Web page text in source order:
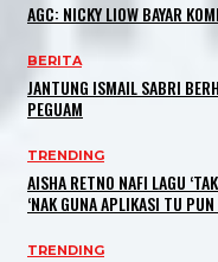
AGC: NICKY LIOW BAYAR
BERITA
JANTUNG ISMAIL SABRI
PEGUAM
TRENDING
AISHA RETNO NAFI LAGU
‘NAK GUNA APLIKASI TU PUN
TRENDING